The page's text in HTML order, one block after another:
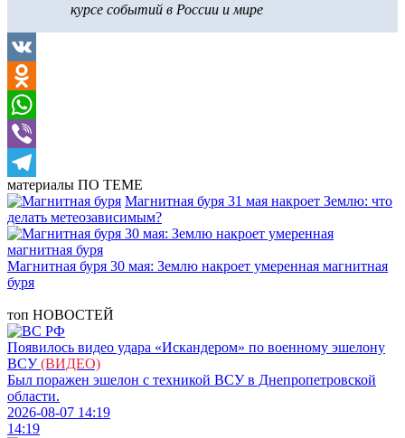
курсе событий в России и мире
VK
Odnoklassniki
WhatsApp
Viber
Telegram
материалы ПО ТЕМЕ
Магнитная буря 31 мая накроет Землю: что
делать метеозависимым?
Магнитная буря 30 мая: Землю накроет умеренная магнитная
буря
топ НОВОСТЕЙ
Появилось видео удара «Искандером» по военному эшелону
ВСУ(ВИДЕО)
Был поражен эшелон с техникой ВСУ в Днепропетровской
области.
2026-08-07 14:19
14:19